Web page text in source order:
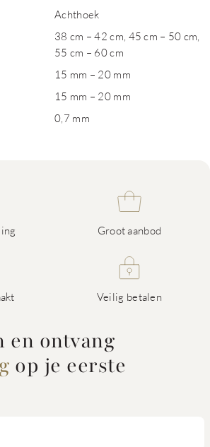
Achthoek
38 cm – 42 cm, 45 cm – 50 cm,
55 cm – 60 cm
15 mm – 20 mm
15 mm – 20 mm
0,7 mm
Groot aanbod
Veilig betalen
en ontvang
op je eerste